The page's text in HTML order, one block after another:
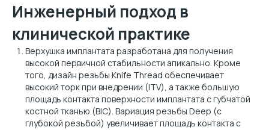
Инженерный подход в
клинической практике
Верхушка имплантата разработана для получения
высокой первичной стабильности апикально. Кроме
того, дизайн резьбы Knife Thread обеспечивает
высокий торк при внедрении (ITV), а также большую
площадь контакта поверхности имплантата с губчатой
костной тканью (BIC). Вариация резьбы Deep (с
глубокой резьбой) увеличивает площадь контакта с